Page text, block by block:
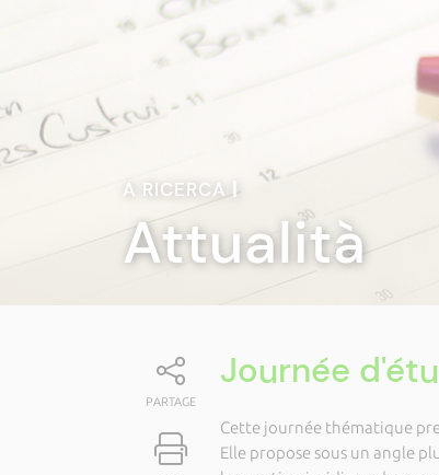
A RICERCA|
Attualità
PARTAGE
Journée
Cette journée thématique
Elle propose sous un angle